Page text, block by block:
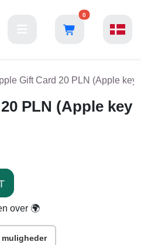
0
Gift Card 20 PLN (Apple key
PLN (Apple key
over 🌍
muligheder